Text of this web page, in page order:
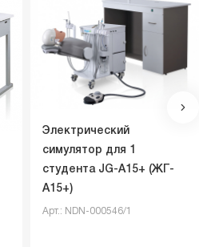
Электрический
симулятор для 1
студента JG-A15+ (ЖГ-
А15+)
Арт.: NDN-000546/1